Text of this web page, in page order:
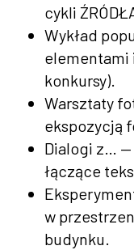
cykli
Wykład
elementami
konkursy).
Warsztaty
ekspozycją
Dialogi z… —
łączące
w
budynku.